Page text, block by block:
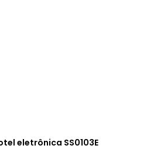
eletrônica SS0103E